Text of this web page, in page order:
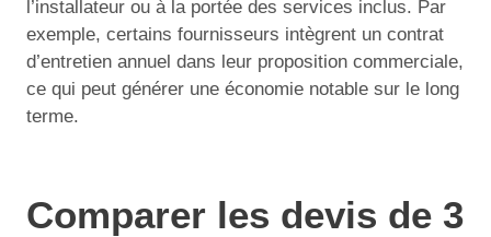
l’installateur ou à la portée des services inclus. Par
exemple, certains fournisseurs intègrent un contrat
d’entretien annuel dans leur proposition commerciale,
ce qui peut générer une économie notable sur le long
terme.
Comparer les devis de 3